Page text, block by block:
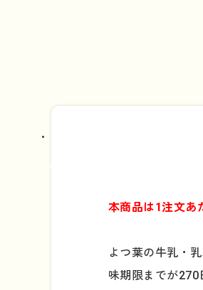
本商品は1注文あ
よつ葉の牛乳・
味期限までが